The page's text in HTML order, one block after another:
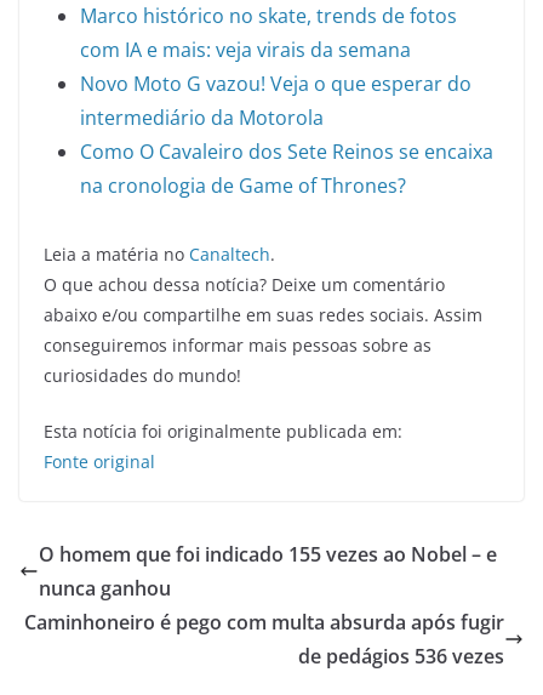
Marco histórico no skate, trends de fotos
com IA e mais: veja virais da semana
Novo Moto G vazou! Veja o que esperar do
intermediário da Motorola
Como O Cavaleiro dos Sete Reinos se encaixa
na cronologia de Game of Thrones?
Leia a matéria no Canaltech.
O que achou dessa notícia? Deixe um comentário
abaixo e/ou compartilhe em suas redes sociais. Assim
conseguiremos informar mais pessoas sobre as
curiosidades do mundo!
Esta notícia foi originalmente publicada em:
Fonte original
O homem que foi indicado 155 vezes ao Nobel – e
nunca ganhou
Caminhoneiro é pego com multa absurda após fugir
de pedágios 536 vezes